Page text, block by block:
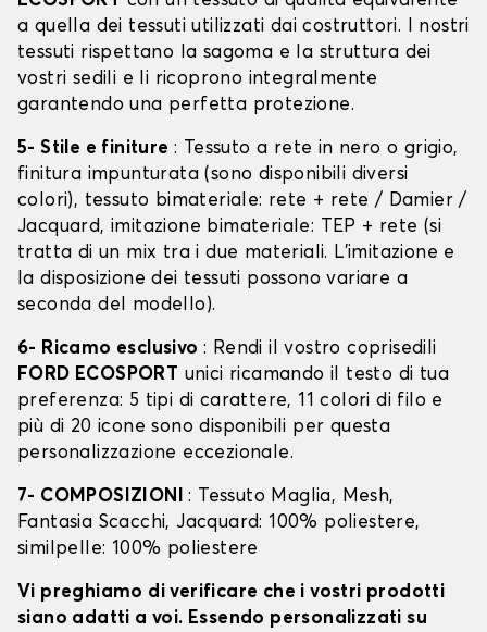
a quella dei tessuti utilizzati dai costruttori. I nostri
tessuti rispettano la sagoma e la struttura dei
vostri sedili e li ricoprono integralmente
garantendo una perfetta protezione.
5- Stile e finiture : Tessuto a rete in nero o grigio,
finitura impunturata (sono disponibili diversi
colori), tessuto bimateriale: rete + rete / Damier /
Jacquard, imitazione bimateriale: TEP + rete (si
tratta di un mix tra i due materiali. L'imitazione e
la disposizione dei tessuti possono variare a
seconda del modello).
6- Ricamo esclusivo : Rendi il vostro coprisedili
FORD ECOSPORT unici ricamando il testo di tua
preferenza: 5 tipi di carattere, 11 colori di filo e
più di 20 icone sono disponibili per questa
personalizzazione eccezionale.
7- COMPOSIZIONI: Tessuto Maglia, Mesh,
Fantasia Scacchi, Jacquard: 100% poliestere,
similpelle: 100% poliestere
Vi preghiamo di verificare che i vostri prodotti
siano adatti a voi. Essendo personalizzati su